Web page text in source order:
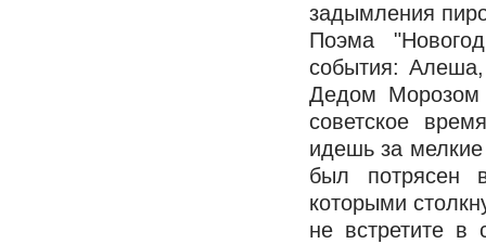
задымления
Поэма
события:
Дедом Морозом
советское
идешь за мелкие
был потрясен
которыми
не встретите в